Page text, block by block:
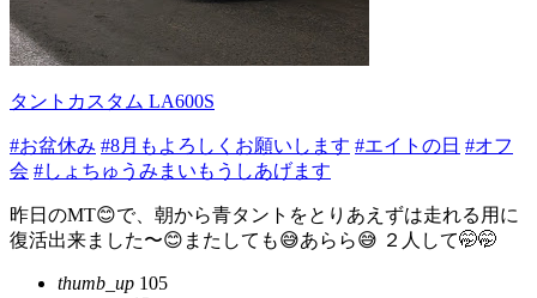
タントカスタム LA600S
#お盆休み #8月もよろしくお願いします #エイトの日 #オフ
会 #しょちゅうみまいもうしあげます
昨日のMT😊で、朝から青タントをとりあえずは走れる用に
復活出来ました〜😊またしても😅あらら😅 ２人して🤭🤭
thumb_up 105